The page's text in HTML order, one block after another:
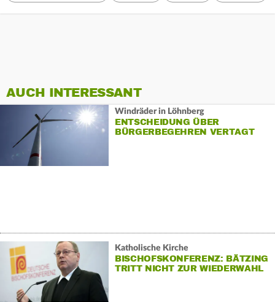
AUCH INTERESSANT
Windräder in Löhnberg
ENTSCHEIDUNG ÜBER
BÜRGERBEGEHREN VERTAGT
Katholische Kirche
BISCHOFSKONFERENZ: BÄTZING
TRITT NICHT ZUR WIEDERWAHL